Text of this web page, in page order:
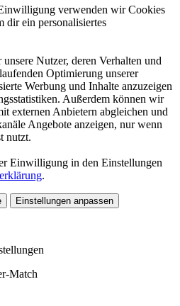
verwenden wir Cookies
dir ein personalisiertes
Nutzer, deren Verhalten und
Optimierung unserer
Werbung und Inhalte anzuzeigen
Außerdem können wir
externen Anbietern abgleichen und
Angebote anzeigen, nur wenn
nutzt.
Einwilligung in den Einstellungen
.
Einstellungen anpassen
Match